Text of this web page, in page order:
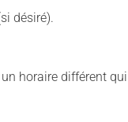
désiré).
horaire différent